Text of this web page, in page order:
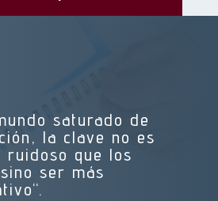
saturado de
la clave no es
ruidoso que los
ser más
“.